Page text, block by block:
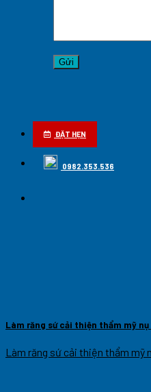
ĐẶT HẸN
0982.353.536
Làm răng sứ cải thiện thẩm mỹ nụ
Làm răng sứ cải thiện thẩm mỹ